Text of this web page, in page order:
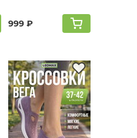
999 ₽